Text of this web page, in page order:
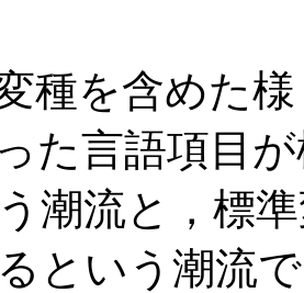
種を含めた
た言語項目
潮流と，標
という潮流